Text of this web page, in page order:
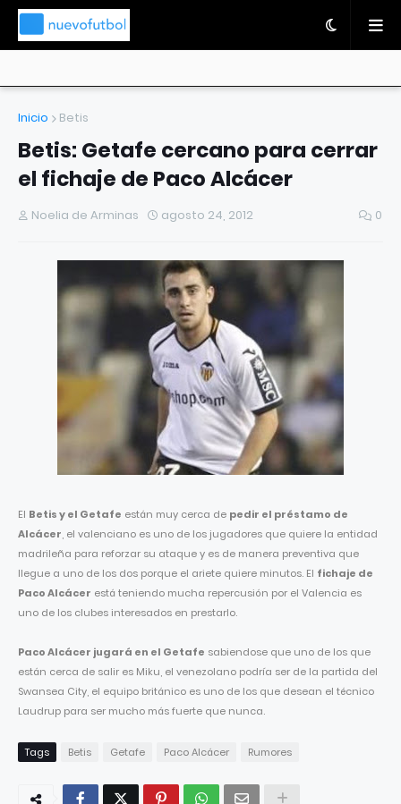
Inicio Betis
Betis: Getafe cercano para cerrar
el fichaje de Paco Alcácer
Noelia de Arminas agosto 24, 2012 0
El Betis y el Getafe están muy cerca de pedir el préstamo de
Alcácer , el valenciano es uno de los jugadores que quiere la entidad
madrileña para reforzar su ataque y es de manera preventiva que
llegue a uno de los dos porque el ariete quiere minutos. El fichaje de
Paco Alcácer está teniendo mucha repercusión por el Valencia es
uno de los clubes interesados en prestarlo.
Paco Alcácer jugará en el Getafe sabiendose que uno de los que
están cerca de salir es Miku, el venezolano podría ser de la partida del
Swansea City, el equipo británico es uno de los que desean el técnico
Laudrup para ser mucho más fuerte que nunca.
Tags Betis Getafe Paco Alcácer Rumores